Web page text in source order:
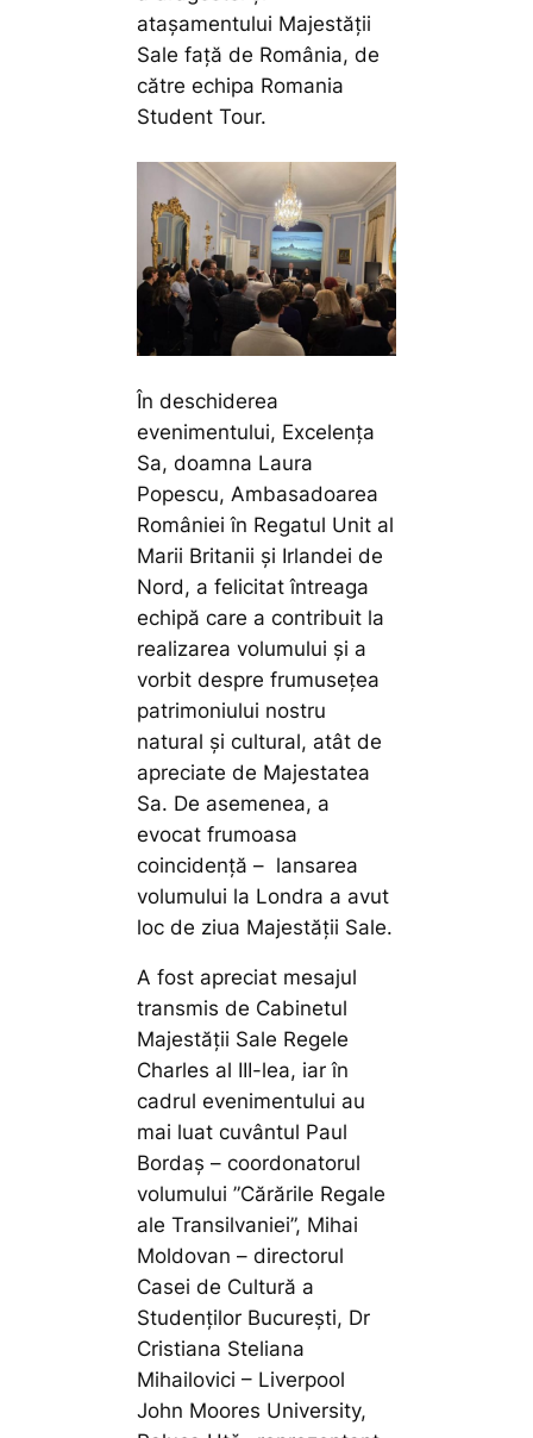
atașamentului Majestății
Sale față de România, de
către echipa Romania
Student Tour.
În deschiderea
evenimentului, Excelența
Sa, doamna Laura
Popescu, Ambasadoarea
României în Regatul Unit al
Marii Britanii și Irlandei de
Nord, a felicitat întreaga
echipă care a contribuit la
realizarea volumului și a
vorbit despre frumusețea
patrimoniului nostru
natural și cultural, atât de
apreciate de Majestatea
Sa. De asemenea, a
evocat frumoasa
coincidență – lansarea
volumului la Londra a avut
loc de ziua Majestății Sale.
A fost apreciat mesajul
transmis de Cabinetul
Majestății Sale Regele
Charles al III-lea, iar în
cadrul evenimentului au
mai luat cuvântul Paul
Bordaș – coordonatorul
volumului ”Cărările Regale
ale Transilvaniei”, Mihai
Moldovan – directorul
Casei de Cultură a
Studenților București, Dr
Cristiana Steliana
Mihailovici – Liverpool
John Moores University,